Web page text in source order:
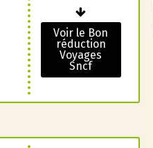
Voir le Bon
réduction
Voyages
Sncf